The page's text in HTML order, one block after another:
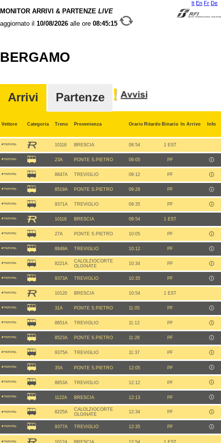
It En Fr De
MONITOR ARRIVI & PARTENZE LIVE
aggiornato il 10/08/2026 alle ore 08:45:15
BERGAMO
Arrivi Partenze
Vettore Categoria Treno Provenienza Orario Ritardo Binario In Arrivo Info
10116 BRESCIA 08:54 1 EST
23A PONTE S.PIETRO 09:05 PF
8847A TREVIGLIO 09:12 PF
8519A PONTE S.PIETRO 09:28 PF
9371A TREVIGLIO 09:35 PF
10118 BRESCIA 09:54 1 EST
27A PONTE S.PIETRO 10:05 PF
8849A TREVIGLIO 10:12 PF
8221A
CALOLZIOCORTE
OLGINATE
10:34 PF
9373A TREVIGLIO 10:35 PF
10120 BRESCIA 10:54 1 EST
31A PONTE S.PIETRO 11:05 PF
8851A TREVIGLIO 11:12 PF
8523A PONTE S.PIETRO 11:28 PF
9375A TREVIGLIO 11:37 PF
35A PONTE S.PIETRO 12:05 PF
8853A TREVIGLIO 12:12 PF
1122A BRESCIA 12:13 PF
8225A
CALOLZIOCORTE
OLGINATE
12:34 PF
9377A TREVIGLIO 12:35 PF